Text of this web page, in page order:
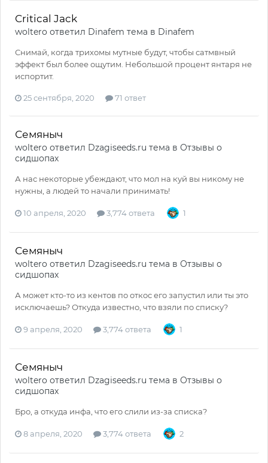
Critical Jack
woltero ответил Dinafem тема в Dinafem
Снимай, когда трихомы мутные будут, чтобы сатмвный
эффект был более ощутим. Небольшой процент янтаря не
испортит.
25 сентября, 2020 71 ответ
Семяныч
woltero ответил Dzagiseeds.ru тема в Отзывы о
сидшопах
А нас некоторые убеждают, что мол на куй вы никому не
нужны, а людей то начали принимать!
10 апреля, 2020 3,774 ответа 1
Семяныч
woltero ответил Dzagiseeds.ru тема в Отзывы о
сидшопах
А может кто-то из кентов по откос его запустил или ты это
исключаешь? Откуда известно, что взяли по списку?
9 апреля, 2020 3,774 ответа 1
Семяныч
woltero ответил Dzagiseeds.ru тема в Отзывы о
сидшопах
Бро, а откуда инфа, что его слили из-за списка?
8 апреля, 2020 3,774 ответа 2